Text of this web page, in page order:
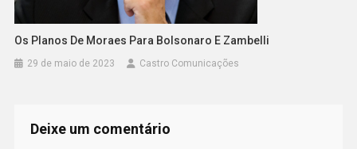
Os Planos De Moraes Para Bolsonaro E Zambelli
29 de maio de 2023 Castro Comunicações
Deixe um comentário